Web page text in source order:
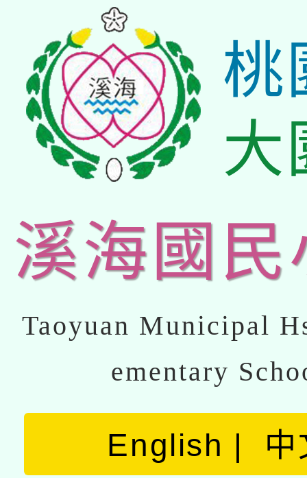
桃
大
溪海國民
Taoyuan Municipal
ementary
English 中